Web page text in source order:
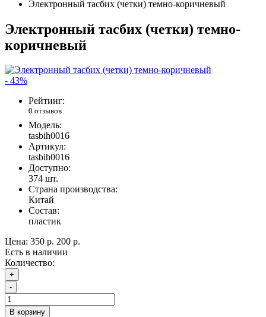
Электронный тасбих (четки) темно-коричневый
Электронный тасбих (четки) темно-
коричневый
- 43%
Рейтинг:
0 отзывов
Модель:
tasbih0016
Артикул:
tasbih0016
Доступно:
374 шт.
Страна производства:
Китай
Состав:
пластик
Цена: 350 р. 200 р.
Есть в наличии
Количество:
+
-
В корзину